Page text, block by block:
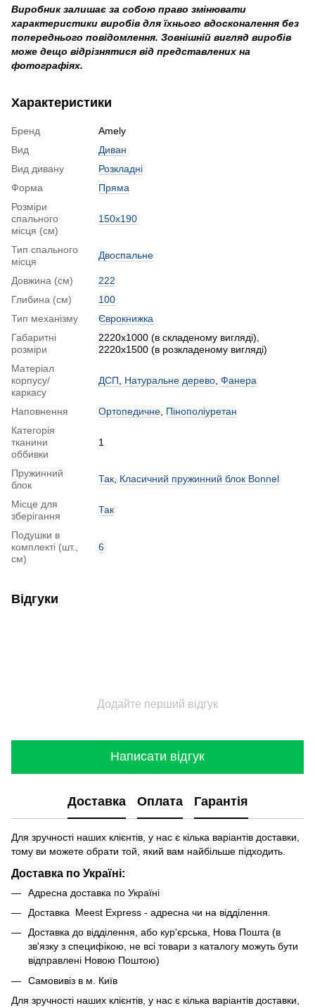
Виробник залишає за собою право змінювати
характеристики виробів для їхнього вдосконалення без
попереднього повідомлення. Зовнішній вигляд виробів
може дещо відрізнятися від представлених на
фотографіях.
Характеристики
Бренд
Amely
Вид
Диван
Вид дивану
Розкладні
Форма
Пряма
Розміри
спального
місця (см)
150x190
Тип спального
місця
Двоспальне
Довжина (см)
222
Глибина (см)
100
Тип механізму
Єврокнижка
Габаритні
розміри
2220х1000 (в складеному вигляді),
2220х1500 (в розкладеному вигляді)
Матеріал
корпусу/
каркасу
ДСП Натуральне дерево Фанера
Наповнення Ортопедичне Пінополіуретан
Категорія
тканини
оббивки
1
Пружинний
блок
Так Класичний пружинний блок Bonnel
Місце для
зберігання
Так
Подушки в
комплекті (шт.,
см)
6
Відгуки
Додайте перший відгук
Написати відгук
Доставка Оплата Гарантія
Для зручності наших клієнтів, у нас є кілька варіантів доставки,
тому ви можете обрати той, який вам найбільше підходить.
Доставка по Україні:
Адресна доставка по Україні
Доставка Meest Express - адресна чи на відділення.
Доставка до відділення, або кур'єрська, Нова Пошта (в
зв'язку з специфікою, не всі товари з каталогу можуть бути
відправлені Новою Поштою)
Самовивіз в м. Київ
Для зручності наших клієнтів, у нас є кілька варіантів доставки,